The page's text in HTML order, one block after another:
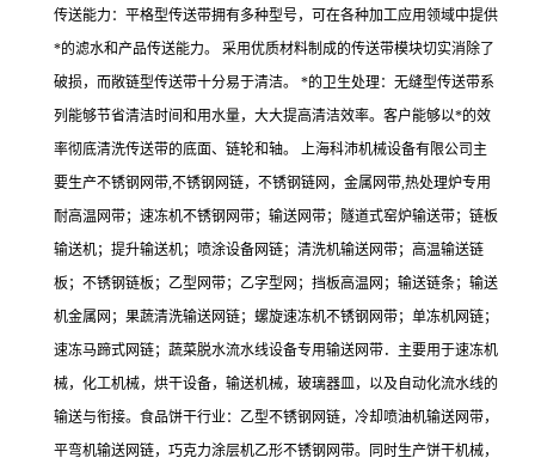
传送能力：平格型传送带拥有多种型号，可在各种加工应用领域中提供
*的滤水和产品传送能力。 采用优质材料制成的传送带模块切实消除了
破损，而敞链型传送带十分易于清洁。 *的卫生处理：无缝型传送带系
列能够节省清洁时间和用水量，大大提高清洁效率。客户能够以*的效
率彻底清洗传送带的底面、链轮和轴。 上海科沛机械设备有限公司主
要生产不锈钢网带,不锈钢网链，不锈钢链网，金属网带,热处理炉专用
耐高温网带；速冻机不锈钢网带；输送网带；隧道式窑炉输送带；链板
输送机；提升输送机；喷涂设备网链；清洗机输送网带；高温输送链
板；不锈钢链板；乙型网带；乙字型网；挡板高温网；输送链条；输送
机金属网；果蔬清洗输送网链；螺旋速冻机不锈钢网带；单冻机网链；
速冻马蹄式网链；蔬菜脱水流水线设备专用输送网带．主要用于速冻机
械，化工机械，烘干设备，输送机械，玻璃器皿，以及自动化流水线的
输送与衔接。食品饼干行业：乙型不锈钢网链，冷却喷油机输送网带，
平弯机输送网链，巧克力涂层机乙形不锈钢网带。同时生产饼干机械，